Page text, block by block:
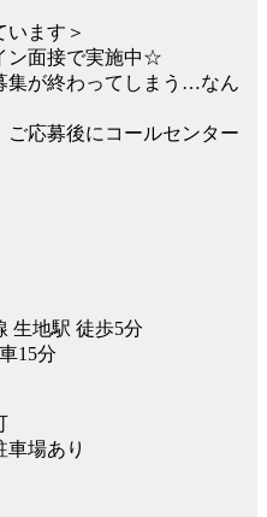
います＞
ン面接で実施中☆
集が終わってしまう…なん
ご応募後にコールセンター
生地駅 徒歩5分
15分
場あり